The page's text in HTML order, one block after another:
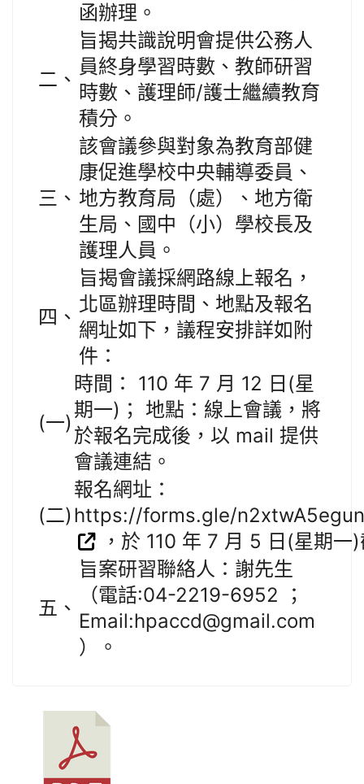
函辦理。
二、
旨揭共識說明會提供公務人
員終身學習時數、教師研習
時數、護理師/護士繼續教育
積分。
三、
該會議參與對象為教育部健
康促進學校中央輔導委員、
地方教育局（處）、地方衛
生局、國中（小）學校長及
護理人員。
四、
旨揭會議採網路線上報名，
北區辦理時間、地點及報名
網址如下，議程安排詳如附
件：
(一)
時間： 110 年 7 月 12 日(星
期一)； 地點：線上會議，將
於報名完成後，以 mail 提供
會議連結。
(二)
報名網址：
https://forms.gle/
，於 110 年 7 月 5 日(星期一
五、
旨案研習聯絡人：謝先生
（電話:04-2219-6952 ；
Email:hpaccd@gmail.com
）。